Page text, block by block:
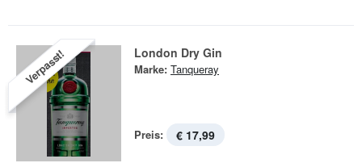
Verpasst! London Dry Gin
Marke: Tanqueray
Preis: € 17,99